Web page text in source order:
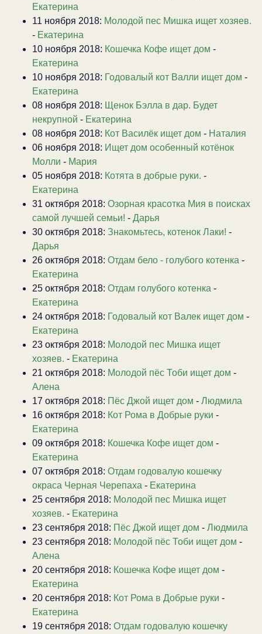
Екатерина
11 ноября 2018: Молодой пес Мишка ищет хозяев.
- Екатерина
10 ноября 2018: Кошечка Кофе ищет дом -
Екатерина
10 ноября 2018: Годовалый кот Валли ищет дом -
Екатерина
08 ноября 2018: Щенок Бэлла в дар. Будет
некрупной - Екатерина
08 ноября 2018: Кот Василёк ищет дом - Наталия
06 ноября 2018: Ищет дом особенный котёнок
Молли - Мария
05 ноября 2018: Котята в добрые руки. -
Екатерина
31 октября 2018: Озорная красотка Мия в поисках
самой лучшей семьи! - Дарья
30 октября 2018: Знакомьтесь, котенок Лаки! -
Дарья
26 октября 2018: Отдам бело - голубого котенка -
Екатерина
25 октября 2018: Отдам голубого котенка -
Екатерина
24 октября 2018: Годовалый кот Валек ищет дом -
Екатерина
23 октября 2018: Молодой пес Мишка ищет
хозяев. - Екатерина
21 октября 2018: Молодой пёс Тоби ищет дом -
Алена
17 октября 2018: Пёс Джой ищет дом - Людмила
16 октября 2018: Кот Рома в Добрые руки -
Екатерина
09 октября 2018: Кошечка Кофе ищет дом -
Екатерина
07 октября 2018: Отдам годовалую кошечку
окраса Черная Черепаха - Екатерина
25 сентября 2018: Молодой пес Мишка ищет
хозяев. - Екатерина
23 сентября 2018: Пёс Джой ищет дом - Людмила
23 сентября 2018: Молодой пёс Тоби ищет дом -
Алена
20 сентября 2018: Кошечка Кофе ищет дом -
Екатерина
20 сентября 2018: Кот Рома в Добрые руки -
Екатерина
19 сентября 2018: Отдам годовалую кошечку